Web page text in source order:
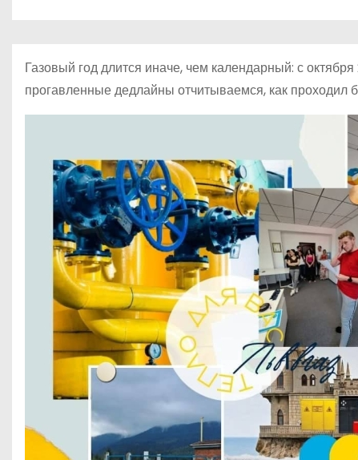
Газовый год длится иначе, чем календарный: с
прогавленные дедлайны отчитываемся, как